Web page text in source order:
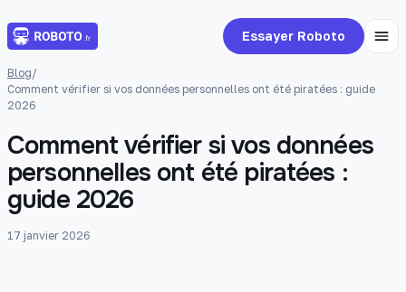
Essayer Roboto
Blog/
Comment vérifier si vos données personnelles ont été piratées : guide
2026
Comment vérifier si vos données
personnelles ont été piratées :
guide 2026
17 janvier 2026